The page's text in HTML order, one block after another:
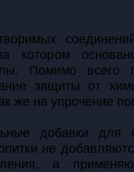
котором
Помимо всего
защиты от
же на упрочение
добавки для
не
а